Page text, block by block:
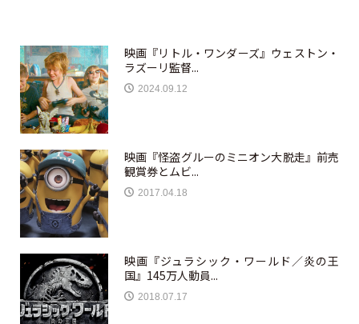
映画『リトル・ワンダーズ』ウェストン・
ラズーリ監督...
2024.09.12
映画『怪盗グルーのミニオン大脱走』前売
観賞券とムビ...
2017.04.18
映画『ジュラシック・ワールド／炎の王
国』145万人動員...
2018.07.17